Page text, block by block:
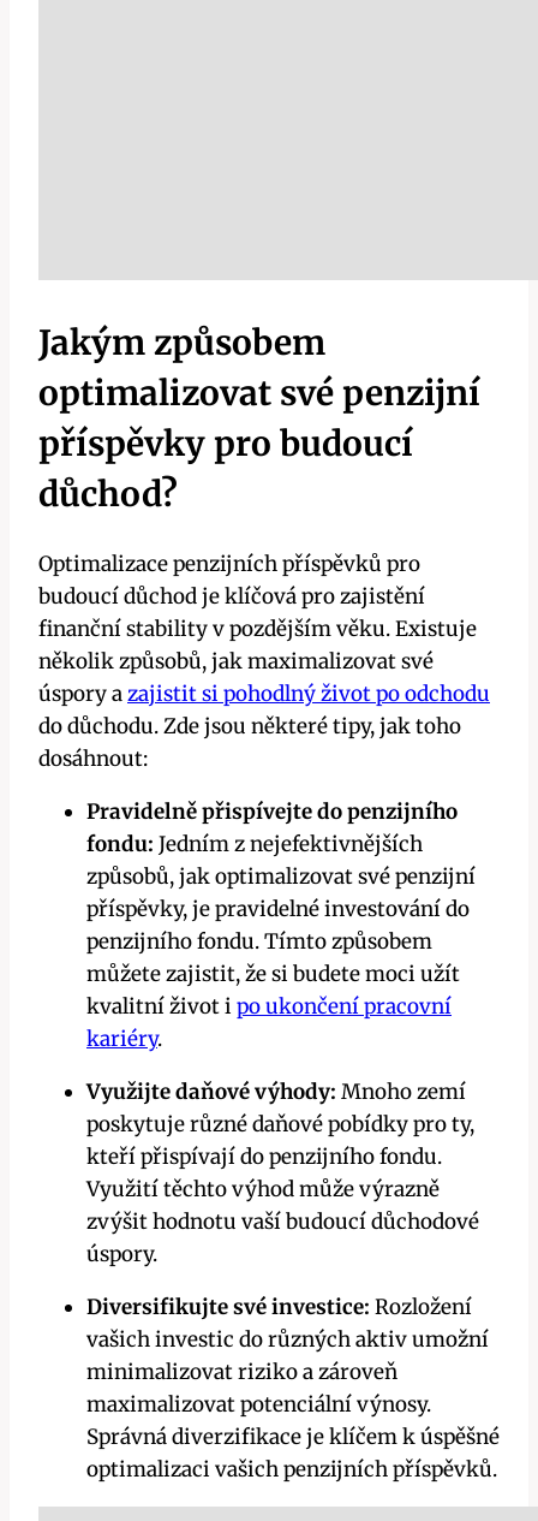
Jakým způsobem
optimalizovat své penzijní
příspěvky pro budoucí
důchod?
Optimalizace penzijních příspěvků pro
budoucí důchod je klíčová pro zajistění
finanční stability v pozdějším věku. Existuje
několik způsobů, jak maximalizovat své
úspory azajistit si pohodlný život po odchodu
do důchodu. Zde jsou některé tipy, jak toho
dosáhnout:
Pravidelně přispívejte do penzijního
fondu: Jedním z nejefektivnějších
způsobů, jak optimalizovat své penzijní
příspěvky, je pravidelné investování do
penzijního fondu. Tímto způsobem
můžete zajistit, že si budete moci užít
kvalitní život i po ukončení pracovní
kariéry.
Využijte daňové výhody: Mnoho zemí
poskytuje různé daňové pobídky pro ty,
kteří přispívají do penzijního fondu.
Využití těchto výhod může výrazně
zvýšit hodnotu vaší budoucí důchodové
úspory.
Diversifikujte své investice: Rozložení
vašich investic do různých aktiv umožní
minimalizovat riziko a zároveň
maximalizovat potenciální výnosy.
Správná diverzifikace je klíčem k úspěšné
optimalizaci vašich penzijních příspěvků.